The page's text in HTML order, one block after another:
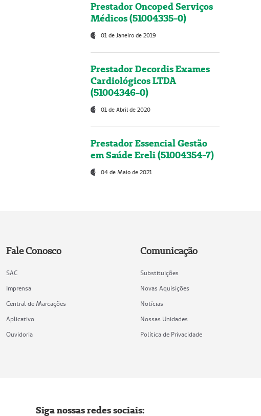
Prestador Oncoped Serviços
Médicos (51004335-0)
01 de Janeiro de 2019
Prestador Decordis Exames
Cardiológicos LTDA
(51004346-0)
01 de Abril de 2020
Prestador Essencial Gestão
em Saúde Ereli (51004354-7)
04 de Maio de 2021
Fale Conosco
SAC
Imprensa
Central de Marcações
Aplicativo
Ouvidoria
Comunicação
Substituições
Novas Aquisições
Notícias
Nossas Unidades
Política de Privacidade
Siga nossas redes sociais: